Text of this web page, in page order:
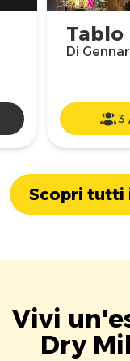
Tablo
Di
3
Scopri tutti
Vivi
Dry